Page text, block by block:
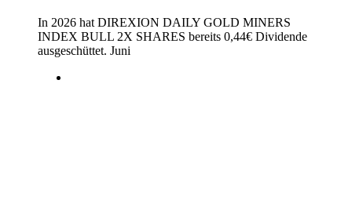
In 2026 hat DIREXION DAILY GOLD MINERS
INDEX BULL 2X SHARES bereits 0,44€ Dividende
ausgeschüttet. Juni